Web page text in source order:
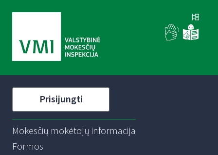
Prisijungti
Mokesčių mokėtojų informacija
Formos